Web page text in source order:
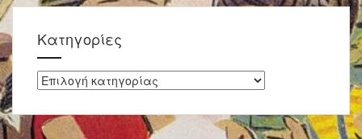
Kατηγορίες
Kατηγορίες